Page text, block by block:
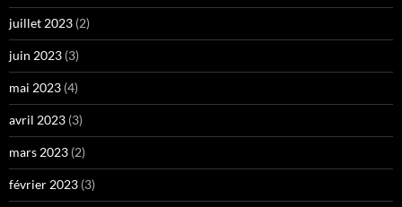
juillet 2023 (2)
juin 2023 (3)
mai 2023 (4)
avril 2023 (3)
mars 2023 (2)
février 2023 (3)